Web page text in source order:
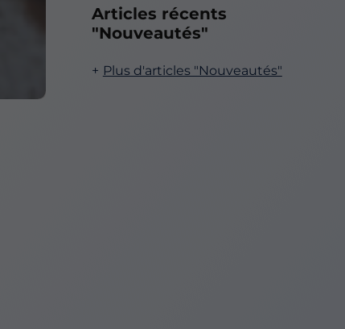
Articles récents
"Nouveautés"
Plus d'articles "Nouveautés"